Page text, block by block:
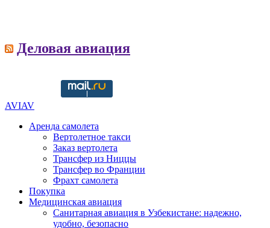
Деловая авиация
AVIAV
Аренда самолета
Вертолетное такси
Заказ вертолета
Трансфер из Ниццы
Трансфер во Франции
Фрахт самолета
Покупка
Медицинская авиация
Санитарная авиация в Узбекистане: надежно,
удобно, безопасно